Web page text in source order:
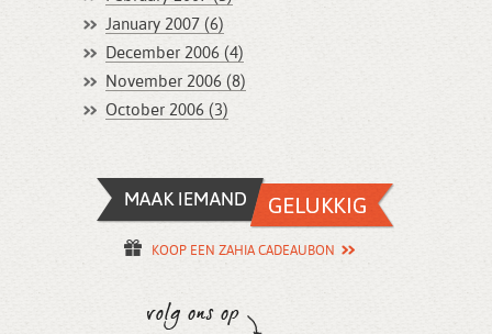
January 2007 (6)
December 2006 (4)
November 2006 (8)
October 2006 (3)
KOOP EEN ZAHIA CADEAUBON